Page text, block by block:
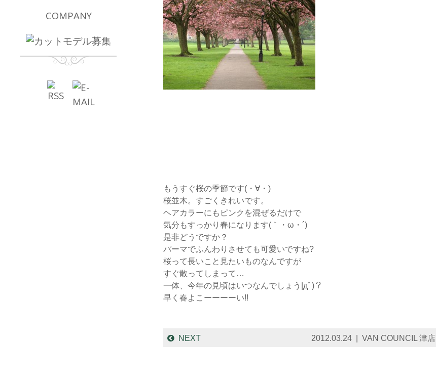
もうすぐ桜の季節です(・∀・)
桜並木。すごくきれいです。
ヘアカラーにもピンクを混ぜるだけで
気分もすっかり春になります(｀・ω・´)
是非どうですか？
パーマでふんわりさせても可愛いですね?
桜って長いこと見たいものなんですが
すぐ散ってしまって…
一体、今年の見頃はいつなんでしょう|дﾟ)？
早く春よこーーーーい!!
NEXT 2012.03.24 VAN COUNCIL 津店
COMPANY